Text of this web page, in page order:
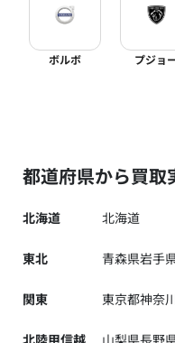
ボルボ プジョ
都道府県から買取
北海道 北海道
東北 青森県岩手
関東 東京都神奈